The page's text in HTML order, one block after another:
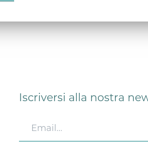
Iscriversi alla nostra